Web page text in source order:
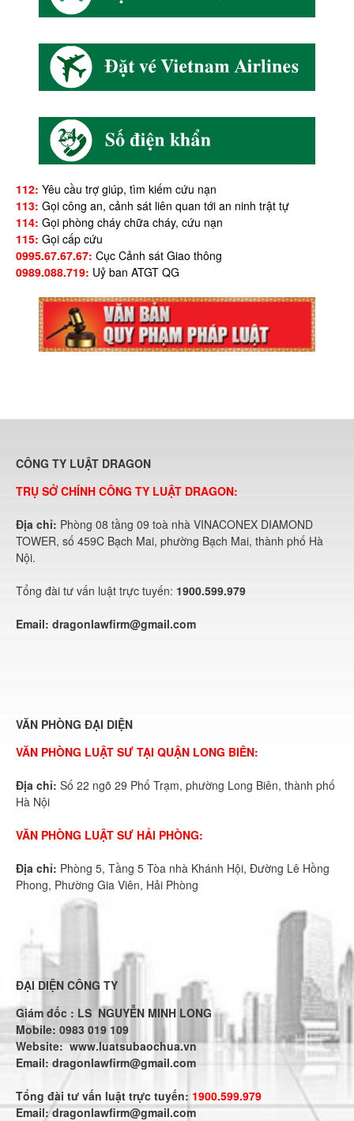
112: Yêu cầu trợ giúp, tìm kiếm cứu nạn
113: Gọi công an, cảnh sát liên quan tới an ninh trật tự
114: Gọi phòng cháy chữa cháy, cứu nạn
115: Gọi cấp cứu
0995.67.67.67: Cục Cảnh sát Giao thông
0989.088.719: Uỷ ban ATGT QG
CÔNG TY LUẬT DRAGON
TRỤ SỞ CHÍNH CÔNG TY LUẬT DRAGON:
Địa chỉ: Phòng 08 tầng 09 toà nhà VINACONEX DIAMOND
TOWER, số 459C Bạch Mai, phường Bạch Mai, thành phố Hà
Nội.
Tổng đài tư vấn luật trực tuyến: 1900.599.979
Email: dragonlawfirm@gmail.com
VĂN PHÒNG ĐẠI DIỆN
VĂN PHÒNG LUẬT SƯ TẠI QUẬN LONG BIÊN:
Địa chỉ: Số 22 ngõ 29 Phố Trạm, phường Long Biên, thành phố
Hà Nội
VĂN PHÒNG LUẬT SƯ HẢI PHÒNG:
Địa chỉ: Phòng 5, Tầng 5 Tòa nhà Khánh Hội, Đường Lê Hồng
Phong, Phường Gia Viên, Hải Phòng
ĐẠI DIỆN CÔNG TY
Giám đốc : LS NGUYỄN MINH LONG
Mobile: 0983 019 109
Website:www.luatsubaochua.vn
Email: dragonlawfirm@gmail.com
Tổng đài tư vấn luật trực tuyến: 1900.599.979
Email:dragonlawfirm@gmail.com